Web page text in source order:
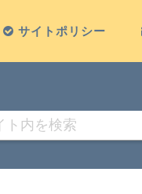
サイトポリシー